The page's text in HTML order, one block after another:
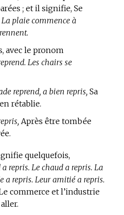
; et il signifie, Se
La plaie commence à
avec le pronom
Les chairs se
reprend, a bien repris, Sa
rétablie.
Après être tombée
quelquefois,
repris. Le chaud a repris. La
a repris. Leur amitié a repris.
commerce et l’industrie